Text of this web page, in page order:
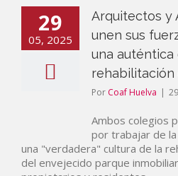
29
05, 2025
Arquitectos y
unen sus
una auténtica
rehabilitación
Por Coaf Huelva |
Ambos colegios
por trabajar de
una "verdadera" cultura de la
del envejecido parque